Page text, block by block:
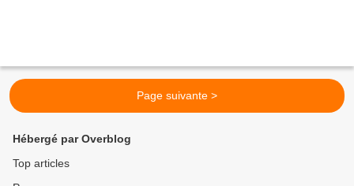
Page suivante >
Hébergé par Overblog
Top articles